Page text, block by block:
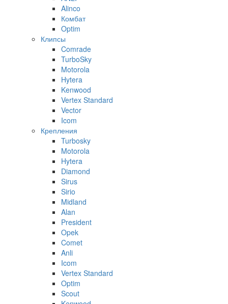
Alinco
Комбат
Optim
Клипсы
Comrade
TurboSky
Motorola
Hytera
Kenwood
Vertex Standard
Vector
Icom
Крепления
Turbosky
Motorola
Hytera
Diamond
Sirus
Sirio
Midland
Alan
President
Opek
Comet
Anli
Icom
Vertex Standard
Optim
Scout